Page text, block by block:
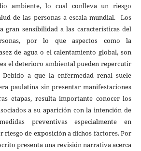
ambiente, lo cual conlleva un riesgo
de las personas a escala mundial. Los
gran sensibilidad a las características del
por lo que aspectos como la
de agua o el calentamiento global, son
el deterioro ambiental pueden repercutir
a que la enfermedad renal suele
paulatina sin presentar manifestaciones
etapas, resulta importante conocer los
a su aparición con la intención de
preventivas especialmente en
riesgo de exposición a dichos factores. Por
presenta una revisión narrativa acerca